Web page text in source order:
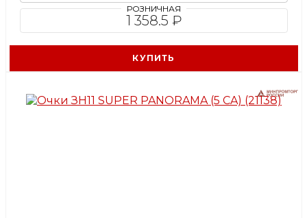
РОЗНИЧНАЯ
1 358.5 ₽
КУПИТЬ